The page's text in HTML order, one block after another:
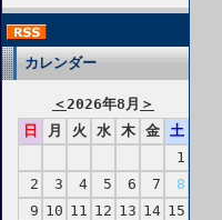
カレンダー
＜2026年8月 ＞
日
月 火 水 木 金
土
1
2
3 4 5 6 7
8
9 10 11 12 13 14 15